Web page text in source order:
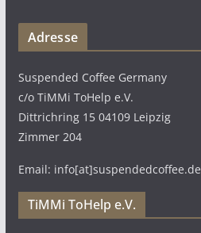
Adresse
Suspended Coffee Germany
c/o TiMMi ToHelp e.V.
Dittrichring 15 04109 Leipzig
Zimmer 204
Email: info[at]suspendedcoffee.de
TiMMi ToHelp e.V.